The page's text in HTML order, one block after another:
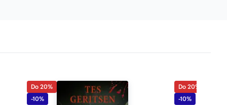
Do 20%
-10%
Do 20%
-10%